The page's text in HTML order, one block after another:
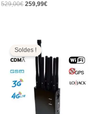
529,00€ 259,99€
Soldes !
initial
était :
599,00€.269,99€.